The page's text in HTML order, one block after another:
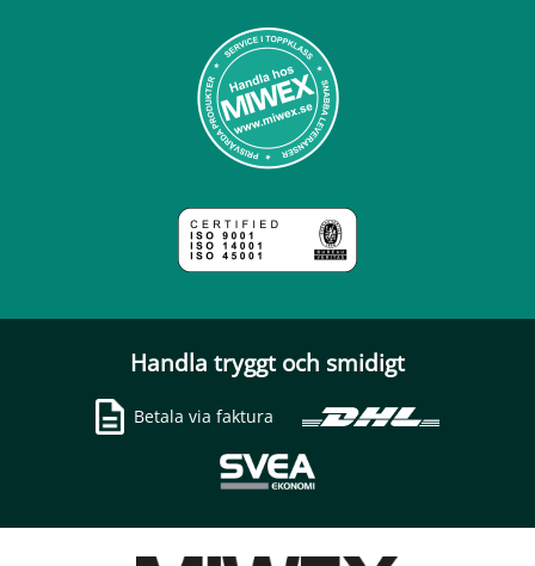
Handla tryggt och smidigt
Betala via faktura